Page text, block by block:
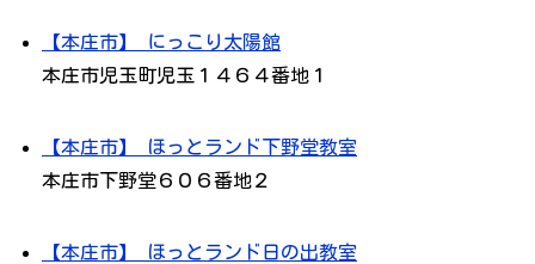
【本庄市】 にっこり太陽館
本庄市児玉町児玉１４６４番地１
【本庄市】 ほっとランド下野堂教室
本庄市下野堂６０６番地２
【本庄市】 ほっとランド日の出教室